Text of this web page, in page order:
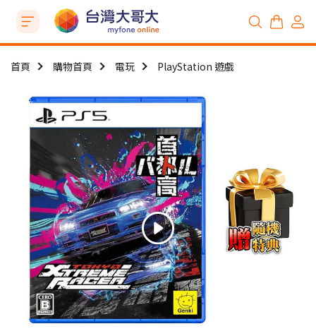
首頁 購物首頁 電玩 PlayStation 遊戲